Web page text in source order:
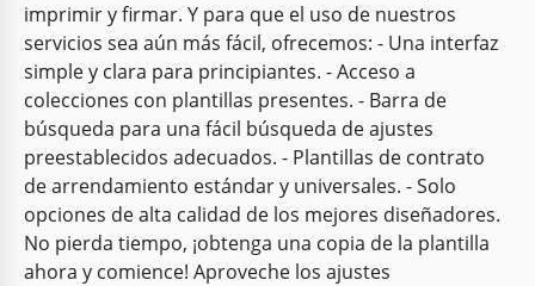
imprimir y firmar. Y para que el uso de nuestros
servicios sea aún más fácil, ofrecemos: - Una interfaz
simple y clara para principiantes. - Acceso a
colecciones con plantillas presentes. - Barra de
búsqueda para una fácil búsqueda de ajustes
preestablecidos adecuados. - Plantillas de contrato
de arrendamiento estándar y universales. - Solo
opciones de alta calidad de los mejores diseñadores.
No pierda tiempo, ¡obtenga una copia de la plantilla
ahora y comience! Aproveche los ajustes